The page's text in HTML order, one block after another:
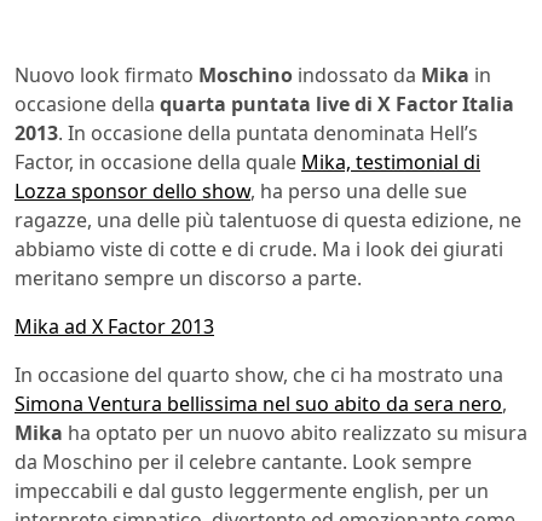
Nuovo look firmato Moschino indossato da Mika in
occasione della quarta puntata live di X Factor Italia
2013. In occasione della puntata denominata Hell’s
Factor, in occasione della quale Mika, testimonial di
Lozza sponsor dello show, ha perso una delle sue
ragazze, una delle più talentuose di questa edizione, ne
abbiamo viste di cotte e di crude. Ma i look dei giurati
meritano sempre un discorso a parte.
Mika ad X Factor 2013
In occasione del quarto show, che ci ha mostrato una
Simona Ventura bellissima nel suo abito da sera nero,
Mika ha optato per un nuovo abito realizzato su misura
da Moschino per il celebre cantante. Look sempre
impeccabili e dal gusto leggermente english, per un